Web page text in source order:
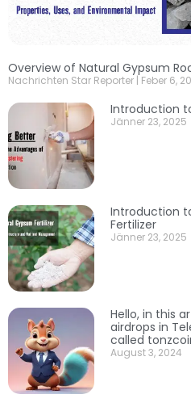
Overview of Natural Gypsum
Nachrichten Star Reporter Feber 6,
Introduction
Jänner 23, 2025
Introduction
Fertilizer
Jänner 23, 2025
Hello, in this
airdrops in
called
August 3, 2024